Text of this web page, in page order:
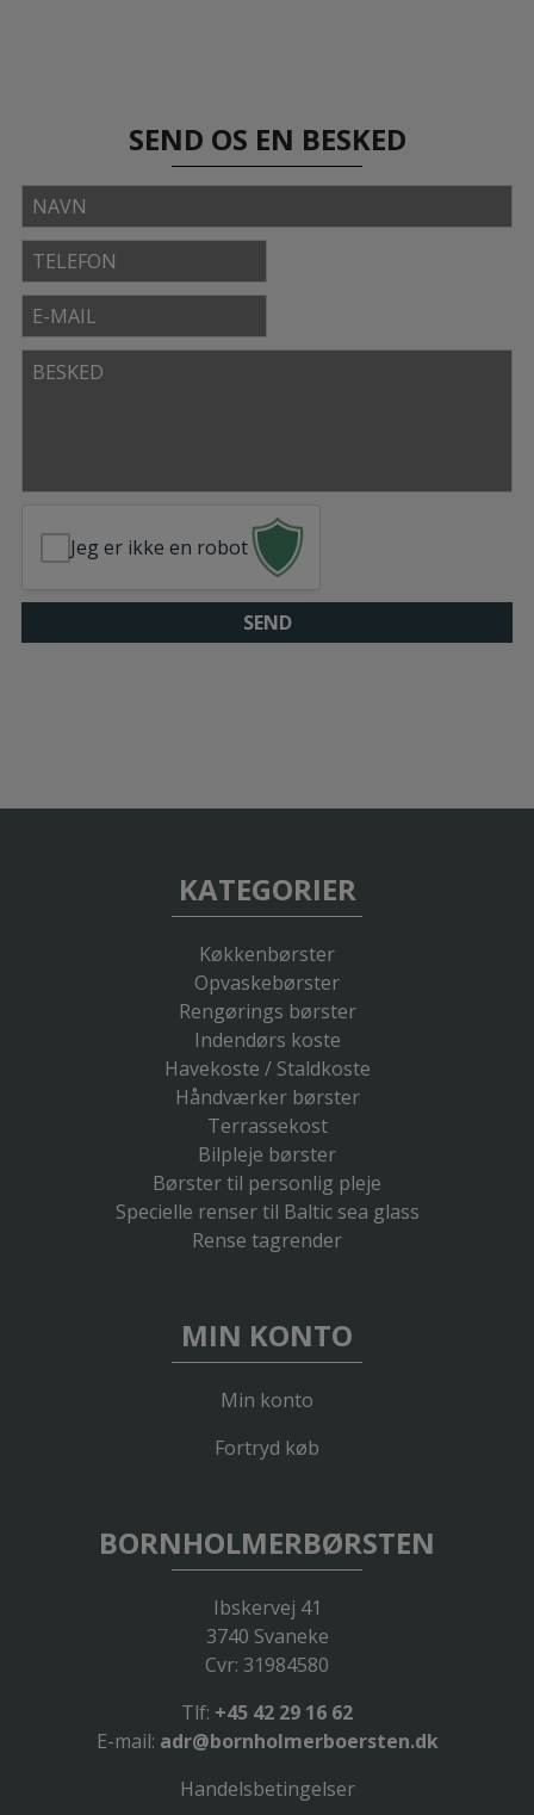
SEND OS EN BESKED
Navn
Telefon
E-
mail
Besked
Jeg er ikke en robot
KATEGORIER
Køkkenbørster
Opvaskebørster
Rengørings børster
Indendørs koste
Havekoste / Staldkoste
Håndværker børster
Terrassekost
Bilpleje børster
Børster til personlig pleje
Specielle renser til Baltic sea glass
Rense tagrender
MIN KONTO
Min konto
Fortryd køb
BORNHOLMERBØRSTEN
Ibskervej 41
3740 Svaneke
Cvr: 31984580
Tlf: +45 42 29 16 62
E-mail: adr@bornholmerboersten.dk
Handelsbetingelser